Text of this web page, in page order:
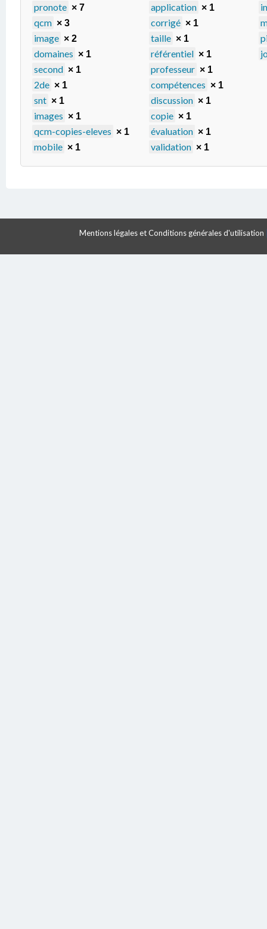
pronote × 7
qcm × 3
image × 2
domaines × 1
second × 1
2de × 1
snt × 1
images × 1
qcm-copies-eleves × 1
mobile × 1
application × 1
corrigé × 1
taille × 1
référentiel × 1
professeur × 1
compétences × 1
discussion × 1
copie × 1
évaluation × 1
validation × 1
Mentions légales et Conditions générales d'utilisation